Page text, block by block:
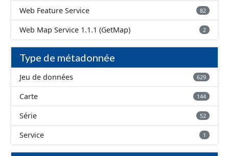
Web Feature Service 82
Web Map Service 1.1.1 (GetMap) 2
Type de métadonnée
Jeu de données 629
Carte 144
Série 52
Service 1